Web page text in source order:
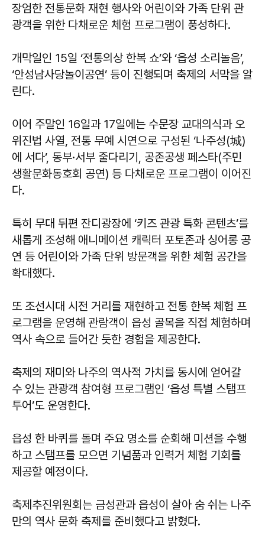
장엄한 전통문화 재현 행사와 어린이와 가족 단위 관
광객을 위한 다채로운 체험 프로그램이 풍성하다.
개막일인 15일 ‘전통의상 한복 쇼’와 ‘읍성 소리놀음’,
‘안성남사당놀이공연’ 등이 진행되며 축제의 서막을 알
린다.
이어 주말인 16일과 17일에는 수문장 교대의식과 오
위진법 사열, 전통 무예 시연으로 구성된 ‘나주성(城)
에 서다’, 동부·서부 줄다리기, 공존공생 페스타(주민
생활문화동호회 공연) 등 다채로운 프로그램이 이어진
다.
특히 무대 뒤편 잔디광장에 ‘키즈 관광 특화 콘텐츠’를
새롭게 조성해 애니메이션 캐릭터 포토존과 싱어롱 공
연 등 어린이와 가족 단위 방문객을 위한 체험 공간을
확대했다.
또 조선시대 시전 거리를 재현하고 전통 한복 체험 프
로그램을 운영해 관람객이 읍성 골목을 직접 체험하며
역사 속으로 들어간 듯한 경험을 제공한다.
축제의 재미와 나주의 역사적 가치를 동시에 얻어갈
수 있는 관광객 참여형 프로그램인 ‘읍성 특별 스탬프
투어’도 운영한다.
읍성 한 바퀴를 돌며 주요 명소를 순회해 미션을 수행
하고 스탬프를 모으면 기념품과 인력거 체험 기회를
제공할 예정이다.
축제추진위원회는 금성관과 읍성이 살아 숨 쉬는 나주
만의 역사 문화 축제를 준비했다고 밝혔다.